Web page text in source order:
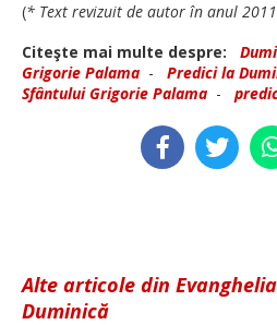
(* Text revizuit de autor în anul 2011
Citeşte mai multe despre:
Grigorie Palama - Predici la
Sfântului Grigorie Palama -
Alte articole din
Duminică